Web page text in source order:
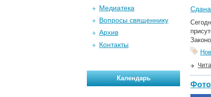
Медиатека
Вопросы священнику
Архив
Контакты
Календарь